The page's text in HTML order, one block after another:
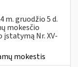
m. gruodžio 5 d.
mokesčio
Nr. XV-
mokestis